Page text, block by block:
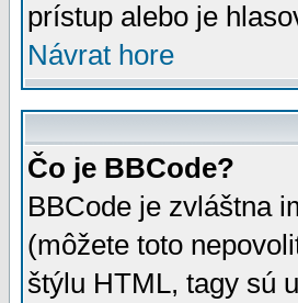
prístup alebo je
Návrat hore
Čo je BBCode?
BBCode je zvláštna
(môžete toto
štýlu HTML, tagy sú